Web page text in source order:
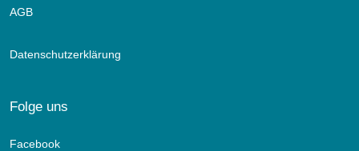
AGB
Datenschutzerklärung
Folge uns
Facebook